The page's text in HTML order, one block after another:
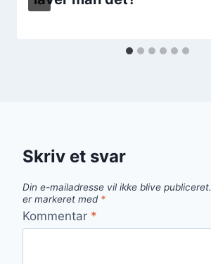
Skriv et svar
Din e-mailadresse vil ikke blive publiceret.
er markeret med *
Kommentar *